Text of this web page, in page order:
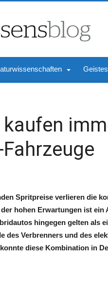
kaufen
Spritpreise verlieren die
hohen Erwartungen ist
hingegen gelten als
des Verbrenners und des
diese Kombination in